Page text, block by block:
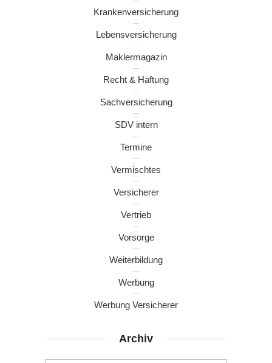
Krankenversicherung
Lebensversicherung
Maklermagazin
Recht & Haftung
Sachversicherung
SDV intern
Termine
Vermischtes
Versicherer
Vertrieb
Vorsorge
Weiterbildung
Werbung
Werbung Versicherer
Archiv